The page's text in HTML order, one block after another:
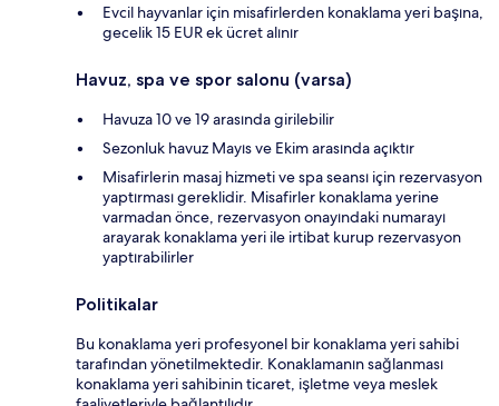
Evcil hayvanlar için misafirlerden konaklama yeri başına,
gecelik 15 EUR ek ücret alınır
Havuz, spa ve spor salonu (varsa)
Havuza 10 ve 19 arasında girilebilir
Sezonluk havuz Mayıs ve Ekim arasında açıktır
Misafirlerin masaj hizmeti ve spa seansı için rezervasyon
yaptırması gereklidir. Misafirler konaklama yerine
varmadan önce, rezervasyon onayındaki numarayı
arayarak konaklama yeri ile irtibat kurup rezervasyon
yaptırabilirler
Politikalar
Bu konaklama yeri profesyonel bir konaklama yeri sahibi
tarafından yönetilmektedir. Konaklamanın sağlanması
konaklama yeri sahibinin ticaret, işletme veya meslek